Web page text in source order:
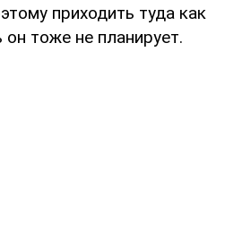
приходить туда как
тоже не планирует.